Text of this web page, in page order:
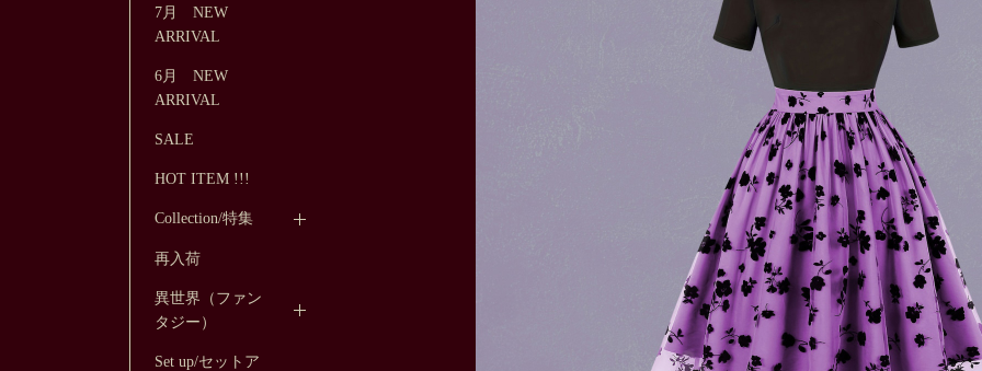
7月 NEW
ARRIVAL
6月 NEW
ARRIVAL
SALE
HOT ITEM !!!
Collection/特集
再入荷
異世界（ファン
タジー）
Set up/セットア